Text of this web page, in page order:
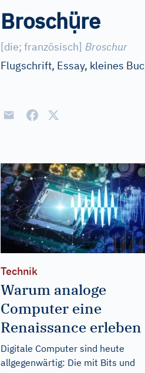
Broschụ̈re
[die; französisch] Broschur
Flugschrift, Essay, kleines
Technik
Warum analoge
Computer eine
Renaissance erleben
Digitale Computer sind heute
allgegenwärtig: Die mit Bits und